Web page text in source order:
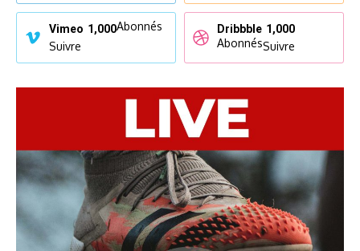
Vimeo 1,000Abonnés
Suivre
Dribbble 1,000
AbonnésSuivre